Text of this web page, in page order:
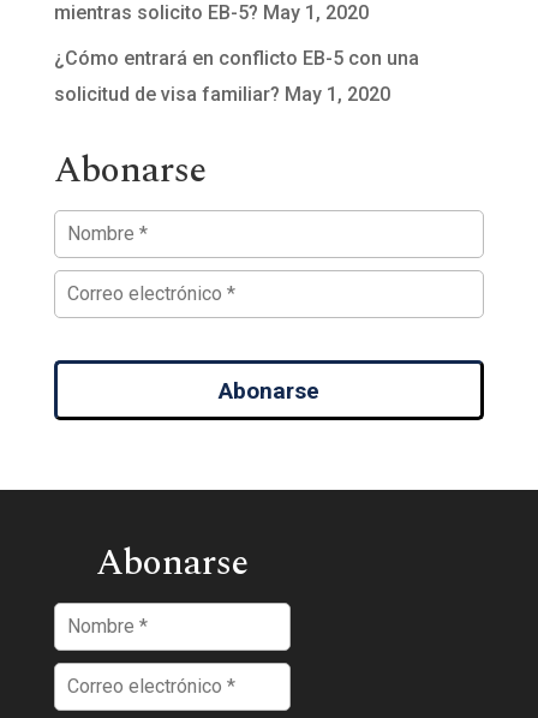
mientras solicito EB-5? May 1, 2020
¿Cómo entrará en conflicto EB-5 con una
solicitud de visa familiar? May 1, 2020
Abonarse
Abonarse
Abonarse